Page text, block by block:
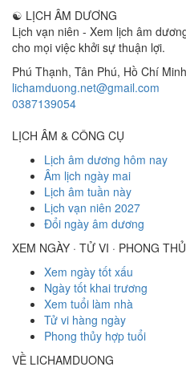
☯ LỊCH ÂM DƯƠNG
Lịch vạn niên - Xem lịch âm
cho mọi việc khởi sự thuận lợi.
Phú Thạnh, Tân Phú, Hồ Chí Minh
lichamduong.net@gmail.com
0387139054
LỊCH ÂM & CÔNG CỤ
Lịch âm dương hôm nay
Âm lịch ngày mai
Lịch âm tuần này
Lịch vạn niên 2027
Đổi ngày âm dương
XEM NGÀY · TỬ VI · PHONG
Xem ngày tốt xấu
Ngày tốt khai trương
Xem tuổi làm nhà
Tử vi hàng ngày
Phong thủy hợp tuổi
VỀ LICHAMDUONG